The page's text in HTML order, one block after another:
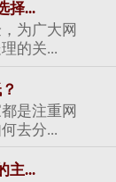
择...
为广大网
的关...
是注重网
去分...
主...